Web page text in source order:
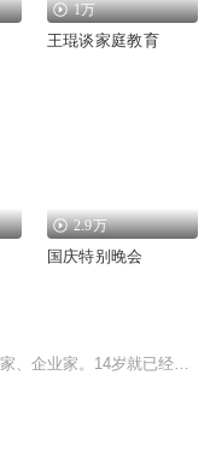
1万
王琨谈家庭教育
2.9万
国庆特别晚会